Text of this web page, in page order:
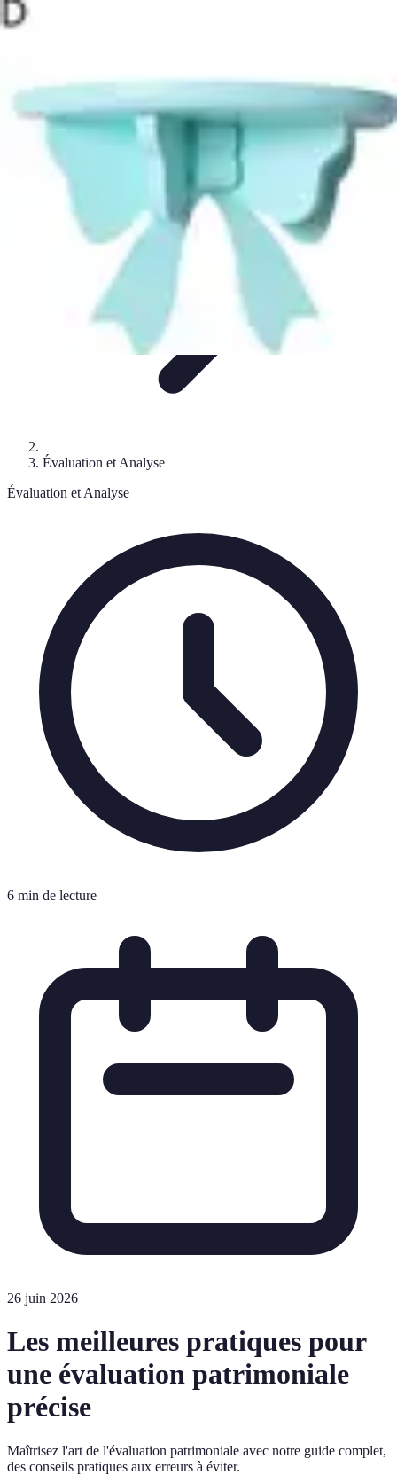
Patrimoine Optimal
Stratégies de Patrimoine
Évaluation et Analyse
Évaluation et Analyse
6 min de lecture
26 juin 2026
Les meilleures pratiques pour
une évaluation patrimoniale
précise
Maîtrisez l'art de l'évaluation patrimoniale avec notre guide complet,
des conseils pratiques aux erreurs à éviter.